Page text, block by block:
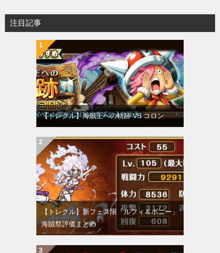
注目記事
【トレクル】海賊王への軌跡 VS コロン
【トレクル】新フェス限「ルフィ＆ボニー」
海賊祭評価まとめ